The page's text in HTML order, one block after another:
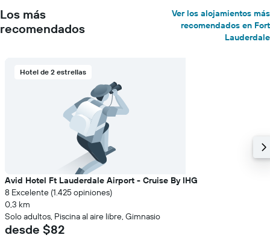
Los más
recomendados
Ver los alojamientos más
recomendados en Fort
Lauderdale
Hotel de 2 estrellas
Avid Hotel Ft Lauderdale Airport - Cruise By IHG
8 Excelente (1.425 opiniones)
0,3 km
Solo adultos, Piscina al aire libre, Gimnasio
desde $82